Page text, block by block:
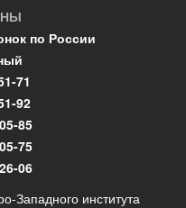
по России
71
92
85
75
06
Западного института